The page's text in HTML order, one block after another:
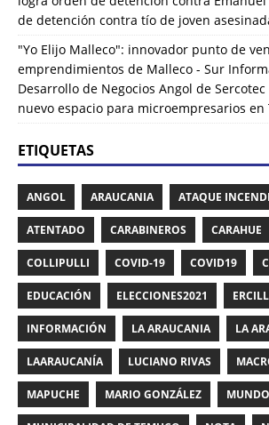
de detención contra tío de joven
"Yo Elijo Malleco": innovador punto de
emprendimientos de Malleco - Sur
Desarrollo de Negocios Angol de
nuevo espacio para microempresarios en
ETIQUETAS
ANGOL ARAUCANIA ATAQUE
ATENTADO CARABINEROS CARAHUE
COLLIPULLI COVID-19 COVID19
EDUCACIÓN ELECCIONES2021
INFORMACIÓN LA ARAUCANIA LA
LAARAUCANÍA LUCIANO RIVAS
MAPUCHE MARIO GONZÁLEZ MUNDO